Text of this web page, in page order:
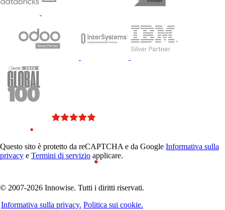
Questo sito è protetto da reCAPTCHA e da Google Informativa sulla
privacy e Termini di servizio applicare.
© 2007-2026 Innowise. Tutti i diritti riservati.
Informativa sulla privacy. Politica sui cookie.